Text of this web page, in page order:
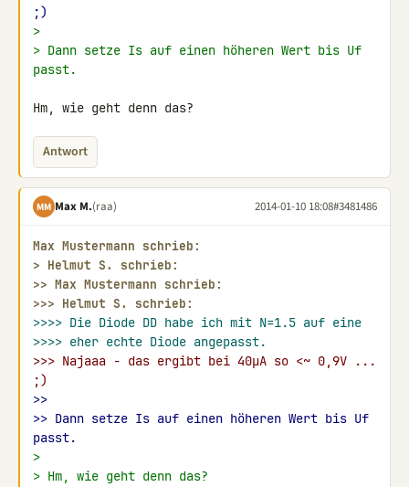
;)
>
> Dann setze Is auf einen höheren Wert bis Uf
passt.
Hm, wie geht denn das?
Antwort
MM Max M.(raa) 2014-01-10 18:08#3481486
Max Mustermann schrieb:
> Helmut S. schrieb:
>> Max Mustermann schrieb:
>>> Helmut S. schrieb:
>>>> Die Diode DD habe ich mit N=1.5 auf eine
>>>> eher echte Diode angepasst.
>>> Najaaa - das ergibt bei 40µA so <~ 0,9V ...
;)
>>
>> Dann setze Is auf einen höheren Wert bis Uf
passt.
>
> Hm, wie geht denn das?